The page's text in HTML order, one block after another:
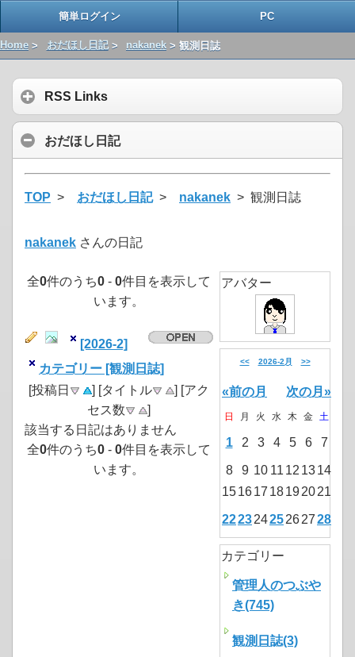
簡単ログイン PC
Home > おだほし日記> nakanek > 観測日誌
RSS Links
おだほし日記
TOP > おだほし日記> nakanek > 観測日誌
nakanek さんの日記
全0件のうち0 - 0件目を表示して
います。
[2026-2]
カテゴリー [観測日誌]
[投稿日
] [タイトル
] [アク
セス数
]
該当する日記はありません
全0件のうち0 - 0件目を表示して
います。
アバター
<< 2026-2月 >>
«前の月 次の月»
日 月 火 水 木 金 土
1 2 3 4 5 6 7
8 9 10 11 12 1314
151617 18192021
22232425262728
カテゴリー
管理人のつぶや
き(745)
観測日誌(3)